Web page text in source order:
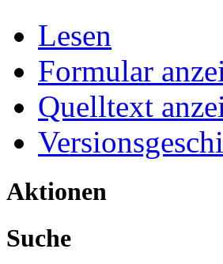
Lesen
Formular
Quelltext
Aktionen
Suche